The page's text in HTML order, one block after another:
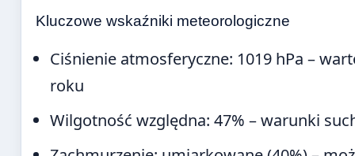
Kluczowe wskaźniki meteorologiczne
Ciśnienie atmosferyczne: 1019 hPa –
roku
Wilgotność względna: 47% – warunki